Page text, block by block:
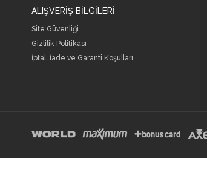
ALIŞVERİŞ BİLGİLERİ
Site Güvenliği
Gizlilik Politikası
İptal, İade ve Garanti Koşulları